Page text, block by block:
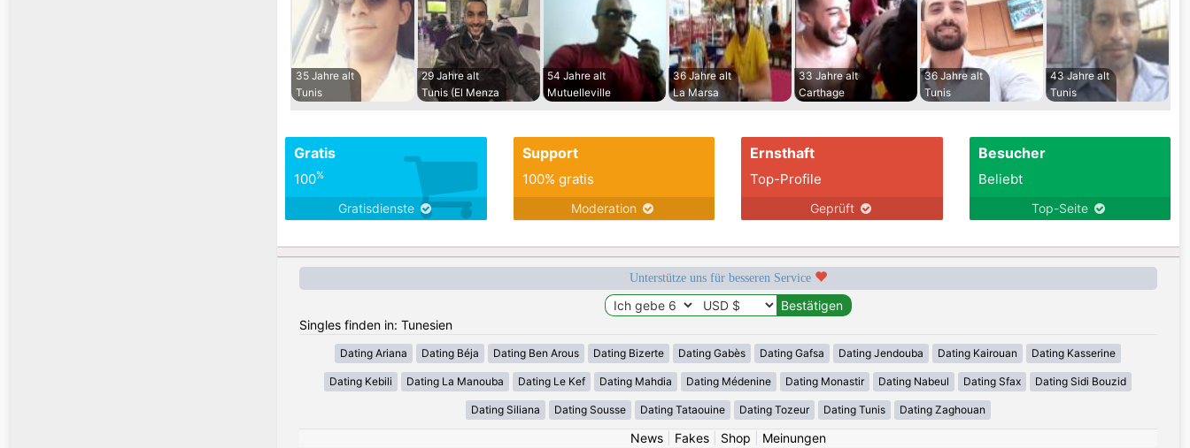
35 Jahre alt
Tunis
29 Jahre alt
Tunis (El Menza
54 Jahre alt
Mutuelleville
36 Jahre alt
La Marsa
33 Jahre alt
Carthage
36 Jahre alt
Tunis
43 Jahre alt
Tunis
Gratis
100%
Gratisdienste
Support
100% gratis
Moderation
Ernsthaft
Top-Profile
Geprüft
Besucher
Beliebt
Top-Seite
Unterstütze uns für besseren Service
Singles finden in: Tunesien
Dating Ariana Dating Béja Dating Ben Arous Dating Bizerte Dating Gabès Dating Gafsa Dating Jendouba Dating Kairouan Dating Kasserine
Dating Kebili Dating La Manouba Dating Le Kef Dating Mahdia Dating Médenine Dating Monastir Dating Nabeul Dating Sfax Dating Sidi Bouzid
Dating Siliana Dating Sousse Dating Tataouine Dating Tozeur Dating Tunis Dating Zaghouan
News| Fakes| Shop Meinungen